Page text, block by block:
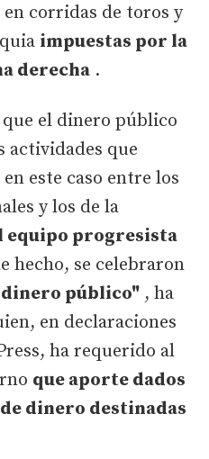
corridas de toros y
impuestas por la
derecha .
el dinero público
actividades que
este caso entre los
y los de la
equipo progresista
hecho, se celebraron
público" , ha
en declaraciones
ha requerido al
que aporte dados
dinero destinadas